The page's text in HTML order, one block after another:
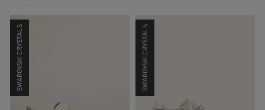
SWAROVSKI CRYSTALS SWAROVSKI CRYSTALS